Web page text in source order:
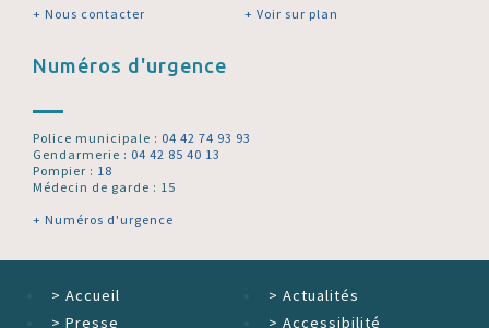
+ Nous contacter
+ Voir sur plan
Numéros d'urgence
Police municipale : 04 42 74 93 93
Gendarmerie : 04 42 85 40 13
Pompier : 18
Médecin de garde : 15
+ Numéros d'urgence
> Accueil > Actualités
> Presse > Accessibilité